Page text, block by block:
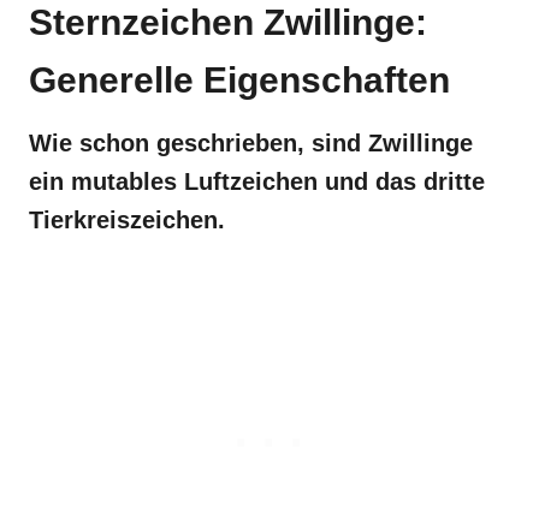
Sternzeichen Zwillinge:
Generelle Eigenschaften
Wie schon geschrieben, sind Zwillinge
ein mutables Luftzeichen und das dritte
Tierkreiszeichen.